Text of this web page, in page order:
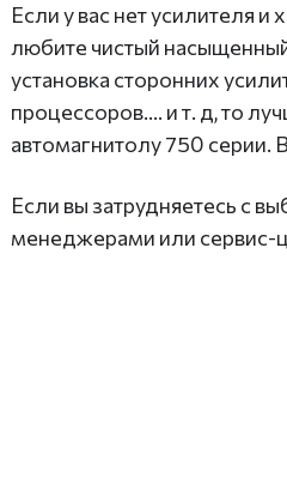
Если у вас нет усилителя
любите чистый
установка сторонних
процессоров.... и т. д, то
автомагнитолу 750 серии.
Если вы затрудняетесь с
менеджерами или сервис-